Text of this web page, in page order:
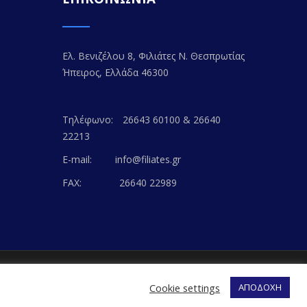
Ελ. Βενιζέλου 8, Φιλιάτες Ν. Θεσπρωτίας
Ήπειρος, Ελλάδα 46300
Τηλέφωνο:
26643 60100 & 26640
22213
E-mail:
info@filiates.gr
FAX:
26640 22989
Cookie settings ΑΠΟΔΟΧΗ